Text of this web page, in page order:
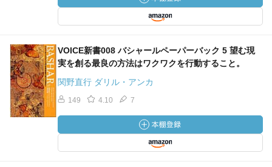
三つ目は、それをやれば非常に豊かに
自分でワクワクする能力を自分で持てば、
なんでも努力なしに、豊かに出来ます。
VOICE新書008 バシャールペーパーバック 5 望む現
実を創る最良の方法はワクワクを行動すること。
関野直行 ダリル・アンカ
149 4.10 7